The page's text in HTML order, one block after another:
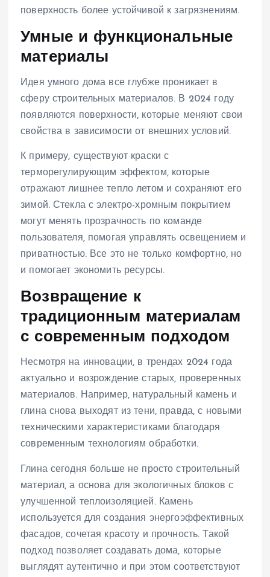
поверхность более устойчивой к загрязнениям.
Умные и функциональные
материалы
Идея умного дома все глубже проникает в
сферу строительных материалов. В 2024 году
появляются поверхности, которые меняют свои
свойства в зависимости от внешних условий.
К примеру, существуют краски с
терморегулирующим эффектом, которые
отражают лишнее тепло летом и сохраняют его
зимой. Стекла с электро-хромным покрытием
могут менять прозрачность по команде
пользователя, помогая управлять освещением и
приватностью. Все это не только комфортно, но
и помогает экономить ресурсы.
Возвращение к
традиционным материалам
с современным подходом
Несмотря на инновации, в трендах 2024 года
актуально и возрождение старых, проверенных
материалов. Например, натуральный камень и
глина снова выходят из тени, правда, с новыми
техническими характеристиками благодаря
современным технологиям обработки.
Глина сегодня больше не просто строительный
материал, а основа для экологичных блоков с
улучшенной теплоизоляцией. Камень
используется для создания энергоэффективных
фасадов, сочетая красоту и прочность. Такой
подход позволяет создавать дома, которые
выглядят аутентично и при этом соответствуют